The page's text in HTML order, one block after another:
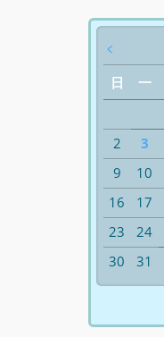
﹤
日
一
2
3
9
10
16
17
23
24
30
31